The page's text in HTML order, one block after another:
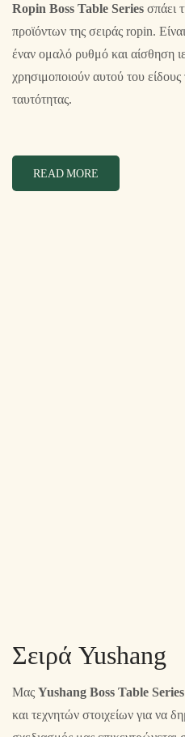
Ropin Boss Table Series σπάει
προϊόντων της σειράς ropin.
έναν ομαλό ρυθμό και αίσθηση
χρησιμοποιούν αυτού του
ταυτότητας.
READ MORE
Σειρά Yushang
Μας Yushang Boss Table Series
και τεχνητών στοιχείων για να